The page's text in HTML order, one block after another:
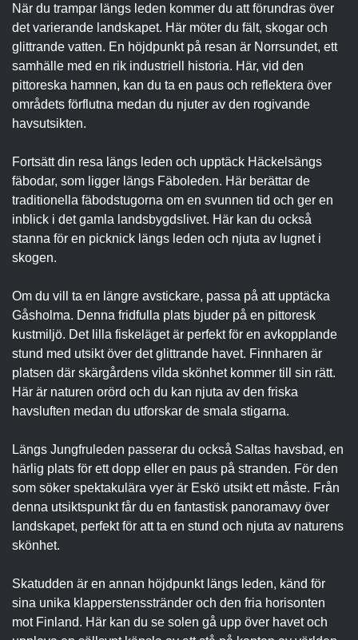
När du trampar längs leden kommer du att förundras över
det varierande landskapet. Här möter du fält, skogar och
glittrande vatten. En höjdpunkt på resan är Norrsundet, ett
samhälle med en rik industriell historia. Här, vid den
pittoreska hamnen, kan du ta en paus och reflektera över
områdets förflutna medan du njuter av den rogivande
havsutsikten.
Fortsätt din resa längs leden och upptäck Häckelsängs
fäbodar, som ligger längs Fäboleden. Här berättar de
traditionella fäbodstugorna om en svunnen tid och ger en
inblick i det gamla landsbygdslivet. Här kan du också
stanna för en picknick längs leden och njuta av lugnet i
skogen.
Om du vill ta en längre avstickare, passa på att upptäcka
Gåsholma. Denna fridfulla plats bjuder på en pittoresk
kustmiljö. Det lilla fiskeläget är perfekt för en avkopplande
stund med utsikt över det glittrande havet. Finnharen är
platsen där skärgårdens vilda skönhet kommer till sin rätt.
Här är naturen orörd och du kan njuta av den friska
havsluften medan du utforskar de smala stigarna.
Längs Jungfruleden passerar du också Saltas havsbad, en
härlig plats för ett dopp eller en paus på stranden. För den
som söker spektakulära vyer är Eskö utsikt ett måste. Från
denna utsiktspunkt får du en fantastisk panoramavy över
landskapet, perfekt för att ta en stund och njuta av naturens
skönhet.
Skatudden är en annan höjdpunkt längs leden, känd för
sina unika klapperstensstränder och den fria horisonten
mot Finland. Här kan du se solen gå upp över havet och